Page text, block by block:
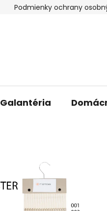
Podmienky ochrany
Galantéria